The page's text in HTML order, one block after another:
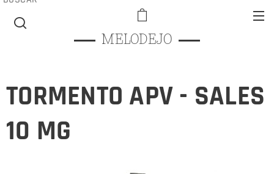
MELODEJO
TORMENTO APV - SALES
10 MG